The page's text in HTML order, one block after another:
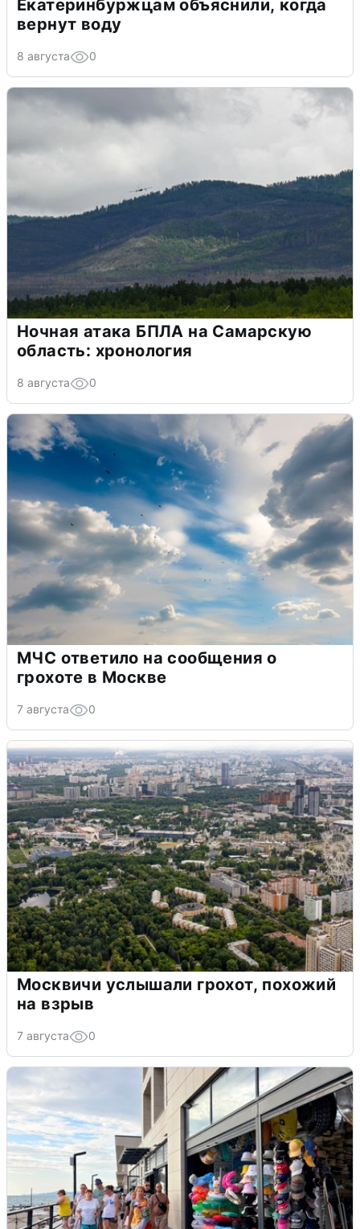
Екатеринбуржцам объяснили, когда
вернут воду
8 августа 0
Ночная атака БПЛА на Самарскую
область: хронология
8 августа 0
МЧС ответило на сообщения о
грохоте в Москве
7 августа 0
Москвичи услышали грохот, похожий
на взрыв
7 августа 0